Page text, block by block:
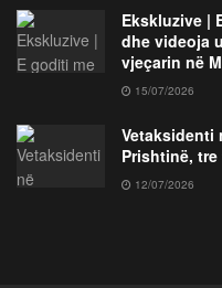
Ekskluzive |
dhe videoja
vjeçarin në
15/07/2026
Vetaksidenti
Prishtinë,
12/07/2026